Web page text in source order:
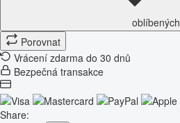
oblíbených
Porovnat
Vrácení zdarma do 30 dnů
Bezpečná transakce
Share: